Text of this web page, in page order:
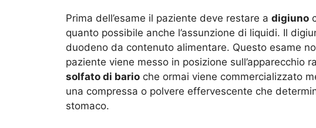
Prima dell’esame il paziente deve restare a digiuno
quanto possibile anche l’assunzione di liquidi. Il
duodeno da contenuto alimentare. Questo esame
paziente viene messo in posizione sull’apparecchio
solfato di bario che ormai viene commercializzato
una compressa o polvere effervescente che
stomaco.